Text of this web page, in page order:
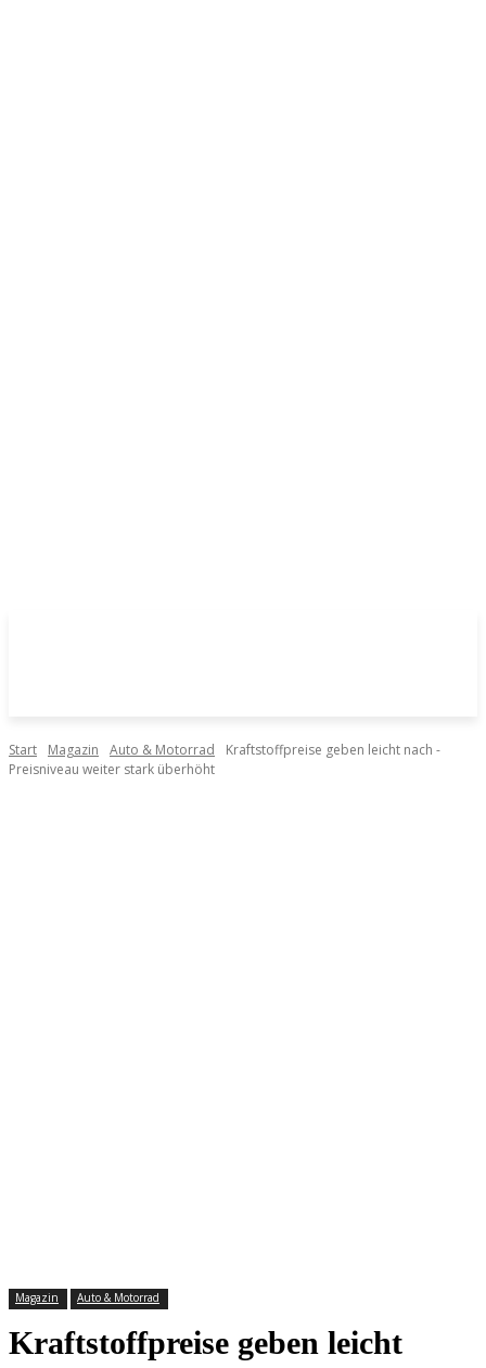
Start Magazin Auto & Motorrad
Kraftstoffpreise geben leicht nach -
Preisniveau weiter stark überhöht
Magazin Auto & Motorrad
Kraftstoffpreise geben leicht